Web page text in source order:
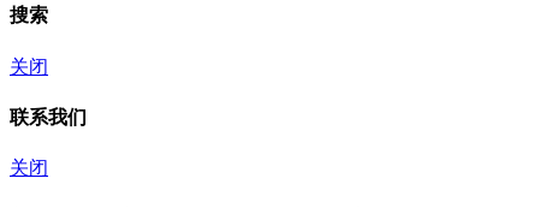
搜索
关闭
联系我们
关闭